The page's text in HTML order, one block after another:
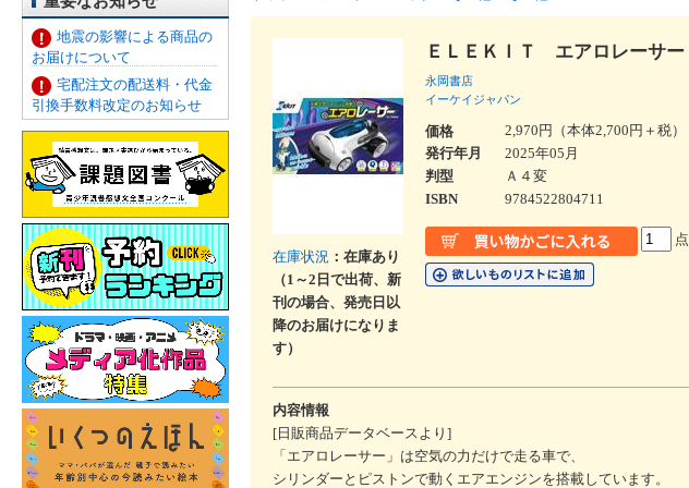
地震の影響による商品の
お届けについて
宅配注文の配送料・代金
引換手数料改定のお知らせ
在庫状況 ：在庫あり
（1～2日で出荷、新
刊の場合、発売日以
降のお届けになりま
す）
ＥＬＥＫＩＴ エアロレーサー
永岡書店
イーケイジャパン
価格
2,970円（本体2,700円＋税）
発行年月
2025年05月
判型
Ａ４変
ISBN
9784522804711
点
内容情報
[日販商品データベースより]
「エアロレーサー」は空気の力だけで走る車で、
シリンダーとピストンで動くエアエンジンを搭載しています。